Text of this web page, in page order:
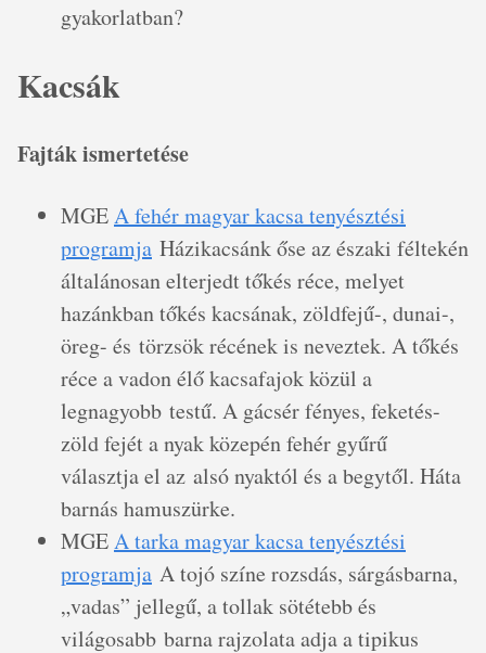
gyakorlatban?
Kacsák
Fajták ismertetése
MGEA fehér magyar kacsa tenyésztési
programja Házikacsánk őse az északi féltekén
általánosan elterjedt tőkés réce, melyet
hazánkban tőkés kacsának, zöldfejű-, dunai-,
öreg- és törzsök récének is neveztek. A tőkés
réce a vadon élő kacsafajok közül a
legnagyobb testű. A gácsér fényes, feketés-
zöld fejét a nyak közepén fehér gyűrű
választja el az alsó nyaktól és a begytől. Háta
barnás hamuszürke.
MGEA tarka magyar kacsa tenyésztési
programja A tojó színe rozsdás, sárgásbarna,
„vadas” jellegű, a tollak sötétebb és
világosabb barna rajzolata adja a tipikus